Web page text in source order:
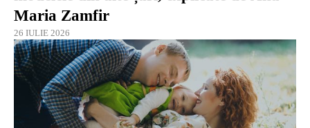
Maria Zamfir
26 IULIE 2026